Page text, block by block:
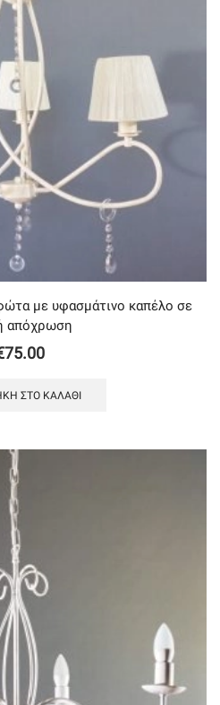
με υφασμάτινο καπέλο σε
απόχρωση
75.00
ΣΤΟ ΚΑΛΆΘΙ